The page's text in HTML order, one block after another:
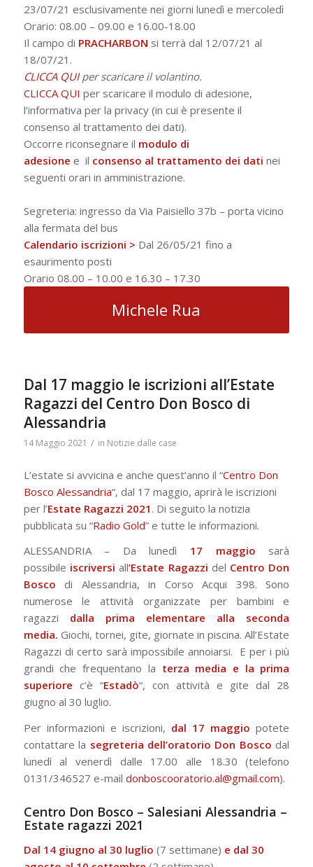
23/07/21 esclusivamente nei giorni lunedì e mercoledì
Orario: 08.00 – 09.00 e 16.00-18.00
Il campo di PRACHARBON si terrà dal 12/07/21 al
18/07/21.
CLICCA QUIper scaricare il volantino.
CLICCA QUI per scaricare il modulo di adesione,
l’informativa per la privacy (in cui è presente il
consenso al trattamento dei dati).
Occorre riconsegnare il modulo di
adesione e il consenso al trattamento dei dati nei
seguenti orari in amministrazione.
Segreteria: ingresso da Via Paisiello 37b – porta vicino
alla fermata del bus
Calendario iscrizioni > Dal 26/05/21 fino a
esaurimento posti
Orario 08.00 – 10.00 e 16.30 – 17.30
Michele Rua
Dal 17 maggio le iscrizioni all’Estate
Ragazzi del Centro Don Bosco di
Alessandria
14 Maggio 2021 / in Notizie dalle case
L’estate si avvicina e anche quest’anno il “Centro Don
Bosco Alessandria“, dal 17 maggio, aprirà le iscrizioni
per l’Estate Ragazzi 2021 . Di seguito la notizia
pubblicata su “Radio Gold” e tutte le informazioni.
ALESSANDRIA – Da lunedì 17 maggio sarà
possibile iscriversi all’Estate Ragazzi del Centro Don
Bosco di Alessandria, in Corso Acqui 398. Sono
numerose le attività organizzate per bambini e
ragazzi dalla prima elementare alla seconda
media. Giochi, tornei, gite, giornate in piscina. All’Estate
Ragazzi di certo sarà impossibile annoiarsi. E per i più
grandi che frequentano la terza media e la prima
superiore c’è “Estadò“, con attività e gite dal 28
giugno al 30 luglio.
Per informazioni e iscrizioni, dal 17 maggio potete
contattare la segreteria dell’oratorio Don Bosco dal
lunedì al venerdì dalle 17.00 alle 18.30 (telefono
0131/346527 e-mail donboscooratorio.al@gmail.com).
Centro Don Bosco – Salesiani Alessandria –
Estate ragazzi 2021
Dal 14 giugno al 30 luglio (7 settimane) e dal 30